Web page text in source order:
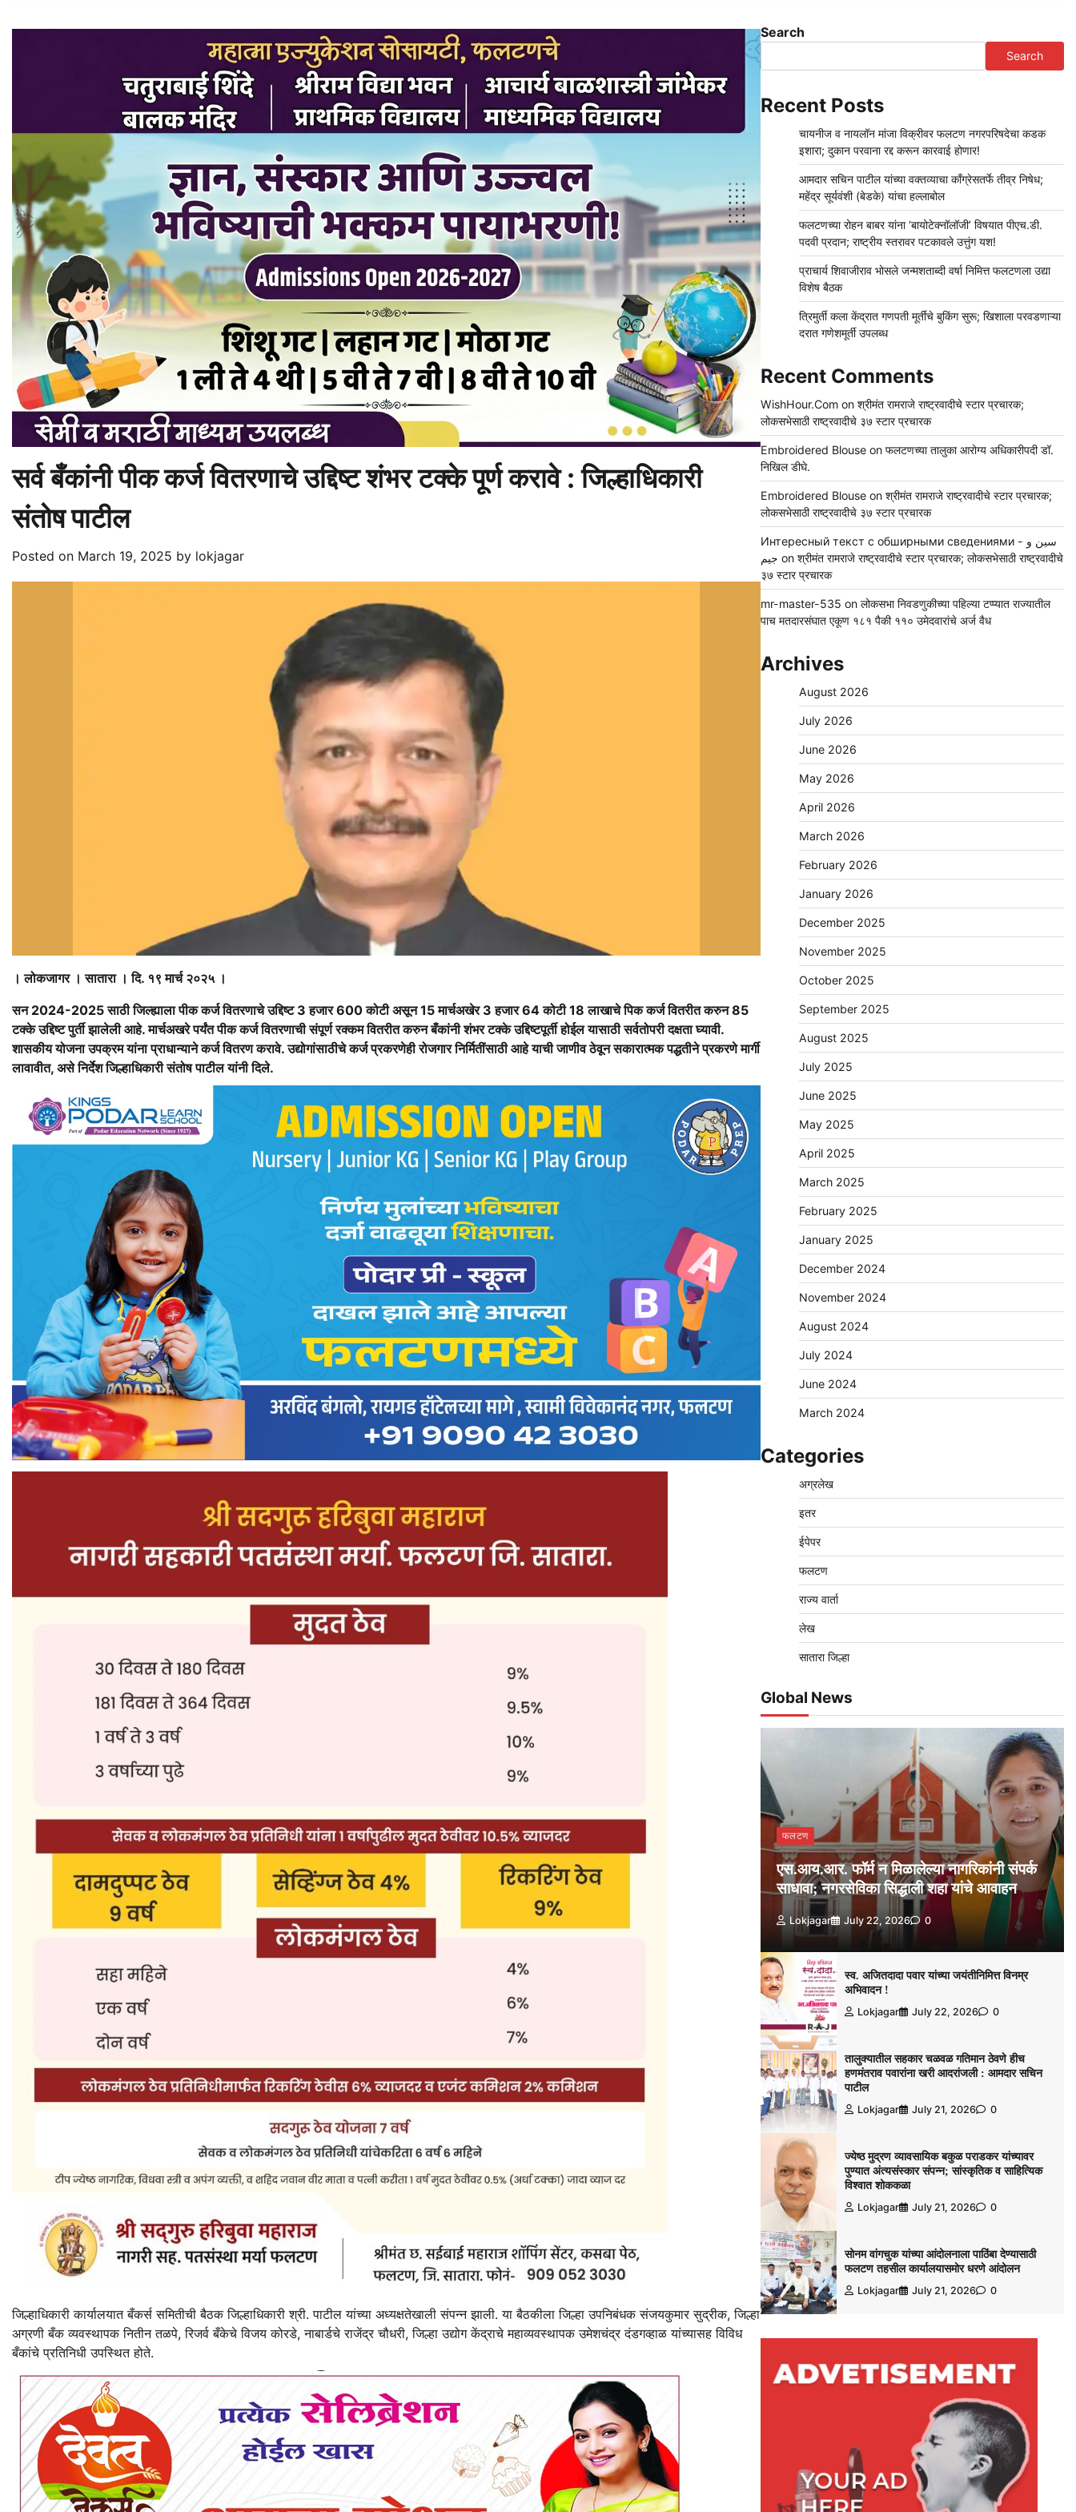
सर्व बँकांनी पीक कर्ज वितरणाचे उद्दिष्ट शंभर टक्के पूर्ण करावे : जिल्हाधिकारी
संतोष पाटील
Posted on March 19, 2025 by lokjagar
। लोकजागर । सातारा । दि. १९ मार्च २०२५ ।
सन 2024-2025 साठी जिल्ह्याला पीक कर्ज वितरणाचे उद्दिष्ट 3 हजार 600 कोटी असून 15 मार्चअखेर 3 हजार 64 कोटी 18 लाखाचे पिक कर्ज वितरीत करुन 85
टक्के उद्दिष्ट पुर्ती झालेली आहे. मार्चअखरे पर्यंत पीक कर्ज वितरणाची संपूर्ण रक्कम वितरीत करुन बँकांनी शंभर टक्के उद्दिष्टपूर्ती होईल यासाठी सर्वतोपरी दक्षता घ्यावी.
शासकीय योजना उपक्रम यांना प्राधान्याने कर्ज वितरण करावे. उद्योगांसाठीचे कर्ज प्रकरणेही रोजगार निर्मितींसाठी आहे याची जाणीव ठेवून सकारात्मक पद्धतीने प्रकरणे मार्गी
लावावीत, असे निर्देश जिल्हाधिकारी संतोष पाटील यांनी दिले.
जिल्हाधिकारी कार्यालयात बँकर्स समितीची बैठक जिल्हाधिकारी श्री. पाटील यांच्या अध्यक्षतेखाली संपन्न झाली. या बैठकीला जिल्हा उपनिबंधक संजयकुमार सुद्रीक, जिल्हा
अग्रणी बँक व्यवस्थापक नितीन तळपे, रिजर्व बँकेचे विजय कोरडे, नाबार्डचे राजेंद्र चौधरी, जिल्हा उद्योग केंद्राचे महाव्यवस्थापक उमेशचंद्र दंडगव्हाळ यांच्यासह विविध
बँकांचे प्रतिनिधी उपस्थित होते.
Search
Search
Recent Posts
चायनीज व नायलॉन मांजा विक्रीवर फलटण नगरपरिषदेचा कडक
इशारा; दुकान परवाना रद्द करून कारवाई होणार!
आमदार सचिन पाटील यांच्या वक्तव्याचा काँग्रेसतर्फे तीव्र निषेध;
महेंद्र सूर्यवंशी (बेडके) यांचा हल्लाबोल
फलटणच्या रोहन बाबर यांना ‘बायोटेक्नॉलॉजी’ विषयात पीएच.डी.
पदवी प्रदान; राष्ट्रीय स्तरावर पटकावले उत्तुंग यश!
प्राचार्य शिवाजीराव भोसले जन्मशताब्दी वर्षा निमित्त फलटणला उद्या
विशेष बैठक
त्रिमुर्ती कला केंद्रात गणपती मूर्तींचे बुकिंग सुरू; खिशाला परवडणाऱ्या
दरात गणेशमूर्ती उपलब्ध
Recent Comments
WishHour.Comon श्रीमंत रामराजे राष्ट्रवादीचे स्टार प्रचारक;
लोकसभेसाठी राष्ट्रवादीचे ३७ स्टार प्रचारक
Embroidered Blouseon फलटणच्या तालुका आरोग्य अधिकारीपदी डॉ.
निखिल डीघे.
Embroidered Blouseon श्रीमंत रामराजे राष्ट्रवादीचे स्टार प्रचारक;
लोकसभेसाठी राष्ट्रवादीचे ३७ स्टार प्रचारक
Интересный текст с обширными сведениями - سين و
جيم on श्रीमंत रामराजे राष्ट्रवादीचे स्टार प्रचारक; लोकसभेसाठी राष्ट्रवादीचे
३७ स्टार प्रचारक
mr-master-535 on लोकसभा निवडणुकीच्या पहिल्या टप्प्यात राज्यातील
पाच मतदारसंघात एकूण १८१ पैकी ११० उमेदवारांचे अर्ज वैध
Archives
August 2026
July 2026
June 2026
May 2026
April 2026
March 2026
February 2026
January 2026
December 2025
November 2025
October 2025
September 2025
August 2025
July 2025
June 2025
May 2025
April 2025
March 2025
February 2025
January 2025
December 2024
November 2024
August 2024
July 2024
June 2024
March 2024
Categories
अग्रलेख
इतर
ईपेपर
फलटण
राज्य वार्ता
लेख
सातारा जिल्हा
Global News
फलटण
एस.आय.आर. फॉर्म न मिळालेल्या नागरिकांनी संपर्क
साधावा; नगरसेविका सिद्धाली शहा यांचे आवाहन
Lokjagar July 22, 2026 0
स्व. अजितदादा पवार यांच्या जयंतीनिमित्त विनम्र
अभिवादन !
Lokjagar July 22, 2026 0
तालुक्यातील सहकार चळवळ गतिमान ठेवणे हीच
हणमंतराव पवारांना खरी आदरांजली : आमदार सचिन
पाटील
Lokjagar July 21, 2026 0
ज्येष्ठ मुद्रण व्यावसायिक बकुळ पराडकर यांच्यावर
पुण्यात अंत्यसंस्कार संपन्न; सांस्कृतिक व साहित्यिक
विश्‍वात शोककळा
Lokjagar July 21, 2026 0
सोनम वांगचुक यांच्या आंदोलनाला पाठिंबा देण्यासाठी
फलटण तहसील कार्यालयासमोर धरणे आंदोलन
Lokjagar July 21, 2026 0